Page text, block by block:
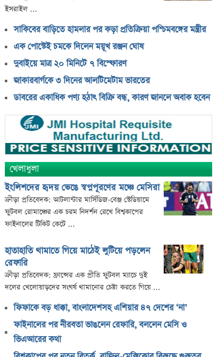
ইসরাইল ...
সাকিবের বাড়িতে হামলার পর কড়া প্রতিক্রিয়া পশ্চিমবঙ্গের মন্ত্রীর
এক পোস্টেই চমকে দিলেন ময়ূখ রঞ্জন ঘোষ
দুবাইয়ে মাত্র ২০ মিনিটে ৭ বিস্ফোরণ
জাকারবার্গকে ৩ দিনের আলটিমেটাম ভারতের
ডাবরের একাধিক পণ্য হঠাৎ বিক্রি বন্ধ, কারণ জানলে অবাক হবেন
খেলাধুলা
ইংলিশদের হৃদয় ভেঙে স্বপ্নপূরণের মঞ্চে মেসিরা
ক্রীড়া প্রতিবেদক: আটলান্টার মার্সিডিজ-বেঞ্জ স্টেডিয়ামে
ফুটবল রোমাঞ্চের এক চরম নিদর্শন রেখে বিশ্বকাপের
ফাইনালের টিকিট কেটে ...
হাতাহাতি থামাতে গিয়ে মাঠেই লুটিয়ে পড়লেন
রেফারি
ক্রীড়া প্রতিবেদক: ফ্রান্সের এক প্রীতি ফুটবল ম্যাচে দুই
দলের খেলোয়াড়দের সংঘর্ষ থামানোর চেষ্টা করতে গিয়ে ...
ফিফাকে বড় ধাক্কা, বাংলাদেশসহ এশিয়ার ৪৭ দেশের ‘না’
ফাইনালের পর নীরবতা ভাঙলেন রেফারি, বললেন মেসি ও
ভিএআরের কথা